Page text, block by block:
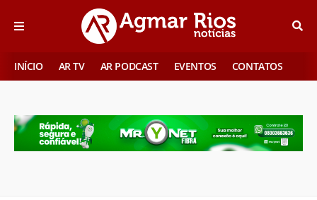
INÍCIO AR TV AR PODCAST EVENTOS CONTATOS